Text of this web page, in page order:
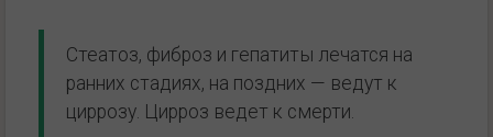
Стеатоз, фиброз и гепатиты лечатся на
ранних стадиях, на поздних — ведут к
циррозу. Цирроз ведет к смерти.